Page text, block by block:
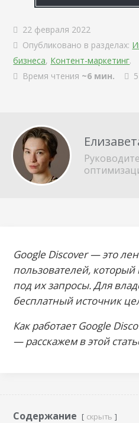
22 февраля 2022
Опубликовано в разделах:
бизнеса, Контент-маркетинг.
Время чтения ~6 мин.
Google Discover — это
пользователей,
под их запросы. Для
бесплатный источник
Как работает Google
— расскажем в этой
Содержание скрыть